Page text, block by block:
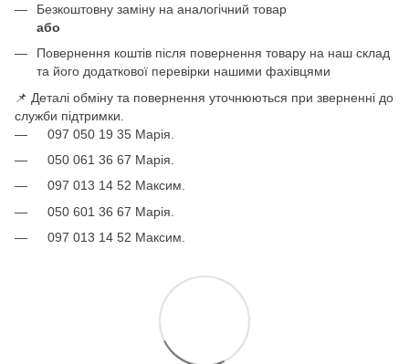
Безкоштовну заміну на аналогічний товар
або
Повернення коштів після повернення товару на наш склад
та його додаткової перевірки нашими фахівцями
📌 Деталі обміну та повернення уточнюються при зверненні до
служби підтримки.
097 050 19 35 Марія.
050 061 36 67 Марія.
097 013 14 52 Максим.
050 601 36 67 Марія.
097 013 14 52 Максим.